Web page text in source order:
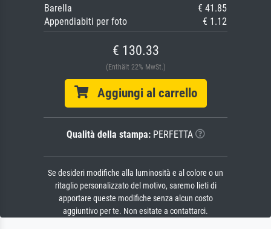
Barella
€ 41.85
Appendiabiti per foto
€ 1.12
€ 130.33
(Enthält 22% MwSt.)
Aggiungi al carrello
Qualità della stampa:PERFETTA
Se desideri modifiche alla luminosità e al colore o un
ritaglio personalizzato del motivo, saremo lieti di
apportare queste modifiche senza alcun costo
aggiuntivo per te. Non esitate a contattarci.